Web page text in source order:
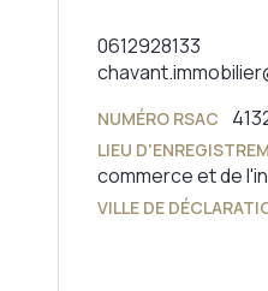
0612928133
NUMÉRO RSAC
LIEU
commerce et de
VILLE DE